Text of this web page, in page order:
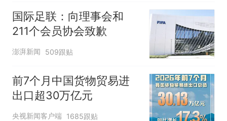
国际足联：向理事会和
211个会员协会致歉
澎湃新闻 509跟贴
前7个月中国货物贸易进
出口超30万亿元
央视新闻客户端 1685跟贴